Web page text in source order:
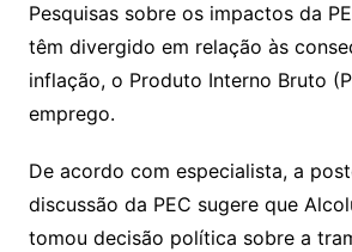
Pesquisas sobre os impactos da
têm divergido em relação às
inflação, o Produto Interno Bruto
emprego.
De acordo com especialista, a
discussão da PEC sugere que
tomou decisão política sobre a